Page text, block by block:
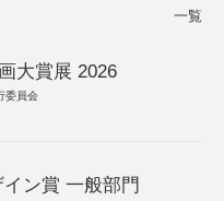
一覧
大賞展 2026
委員会
ン賞 一般部門